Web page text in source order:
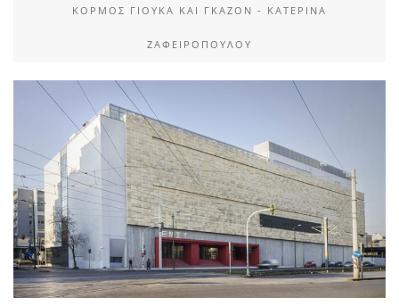
ΚΟΡΜΌΣ ΓΙΟΎΚΑ ΚΑΙ ΓΚΑΖΌΝ - ΚΑΤΕΡΊΝΑ
ΖΑΦΕΙΡΟΠΟΎΛΟΥ